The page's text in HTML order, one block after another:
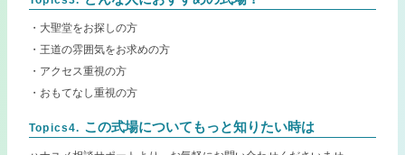
・大聖堂をお探しの方
・王道の雰囲気をお求めの方
・アクセス重視の方
・おもてなし重視の方
Topics4. この式場についてもっと知りたい時は